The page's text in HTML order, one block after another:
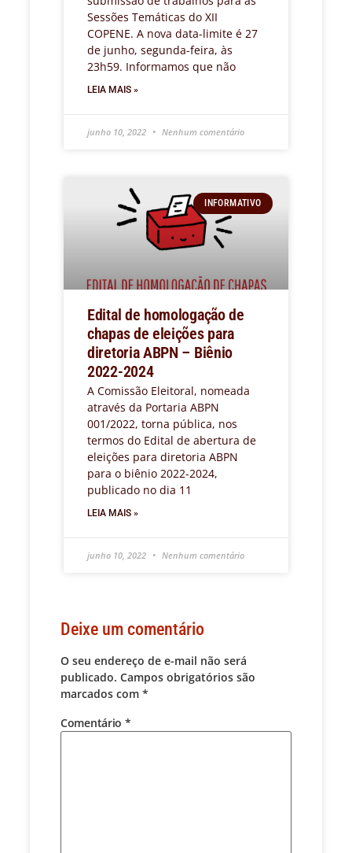
Sessões Temáticas do XII
COPENE. A nova data-limite é 27
de junho, segunda-feira, às
23h59. Informamos que não
LEIA MAIS »
junho 10, 2022 Nenhum comentário
INFORMATIVO
Edital de homologação de
chapas de eleições para
diretoria ABPN – Biênio
2022-2024
A Comissão Eleitoral, nomeada
através da Portaria ABPN
001/2022, torna pública, nos
termos do Edital de abertura de
eleições para diretoria ABPN
para o biênio 2022-2024,
publicado no dia 11
LEIA MAIS »
junho 10, 2022 Nenhum comentário
Deixe um comentário
O seu endereço de e-mail não será
publicado. Campos obrigatórios são
marcados com *
Comentário *